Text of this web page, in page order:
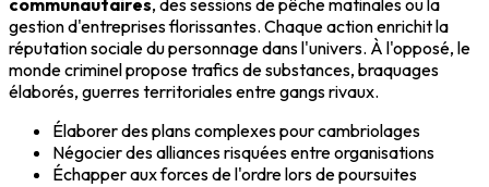
communautaires, des sessions de pêche matinales ou la
gestion d'entreprises florissantes. Chaque action enrichit la
réputation sociale du personnage dans l'univers. À l'opposé, le
monde criminel propose trafics de substances, braquages
élaborés, guerres territoriales entre gangs rivaux.
Élaborer des plans complexes pour cambriolages
Négocier des alliances risquées entre organisations
Échapper aux forces de l'ordre lors de poursuites